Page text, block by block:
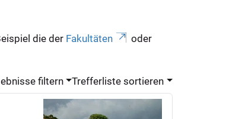
die der Fakultäten
oder
filtern Trefferliste sortieren